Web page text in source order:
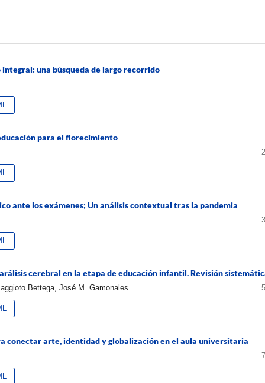
una búsqueda de largo recorrido
para el florecimiento
ante los exámenes; Un análisis contextual tras la pandemia
cerebral en la etapa de educación infantil. Revisión
Bettega, José M. Gamonales
conectar arte, identidad y globalización en el aula universitaria